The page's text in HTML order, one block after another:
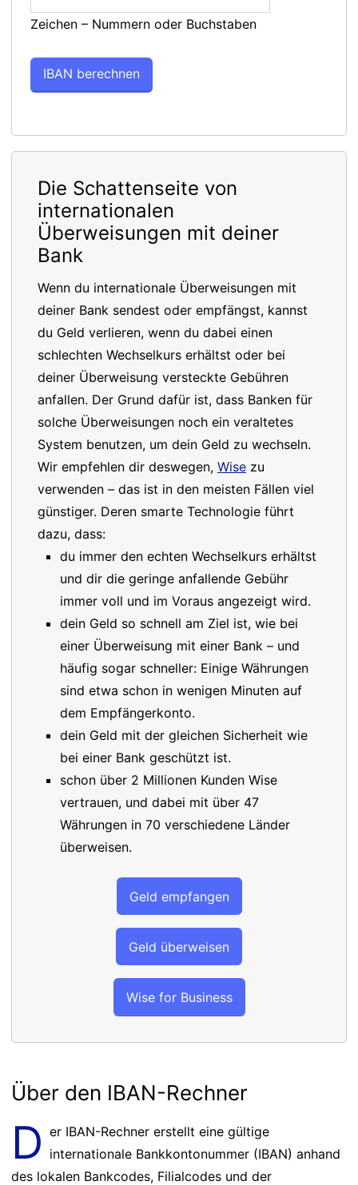
Zeichen – Nummern oder Buchstaben
Die Schattenseite von
internationalen
Überweisungen mit deiner
Bank
Wenn du internationale Überweisungen mit
deiner Bank sendest oder empfängst, kannst
du Geld verlieren, wenn du dabei einen
schlechten Wechselkurs erhältst oder bei
deiner Überweisung versteckte Gebühren
anfallen. Der Grund dafür ist, dass Banken für
solche Überweisungen noch ein veraltetes
System benutzen, um dein Geld zu wechseln.
Wir empfehlen dir deswegen, Wise zu
verwenden – das ist in den meisten Fällen viel
günstiger. Deren smarte Technologie führt
dazu, dass:
du immer den echten Wechselkurs erhältst
und dir die geringe anfallende Gebühr
immer voll und im Voraus angezeigt wird.
dein Geld so schnell am Ziel ist, wie bei
einer Überweisung mit einer Bank – und
häufig sogar schneller: Einige Währungen
sind etwa schon in wenigen Minuten auf
dem Empfängerkonto.
dein Geld mit der gleichen Sicherheit wie
bei einer Bank geschützt ist.
schon über 2 Millionen Kunden Wise
vertrauen, und dabei mit über 47
Währungen in 70 verschiedene Länder
überweisen.
Geld empfangen
Geld überweisen
Wise for Business
Über den IBAN-Rechner
D er IBAN-Rechner erstellt eine gültige
internationale Bankkontonummer (IBAN) anhand
des lokalen Bankcodes, Filialcodes und der